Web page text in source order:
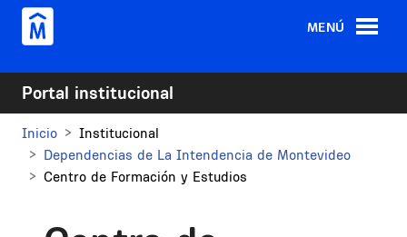
Pasar al contenido principal
MENÚ
Portal institucional
Inicio
Institucional
Dependencias de La Intendencia de Montevideo
Centro de Formación y Estudios